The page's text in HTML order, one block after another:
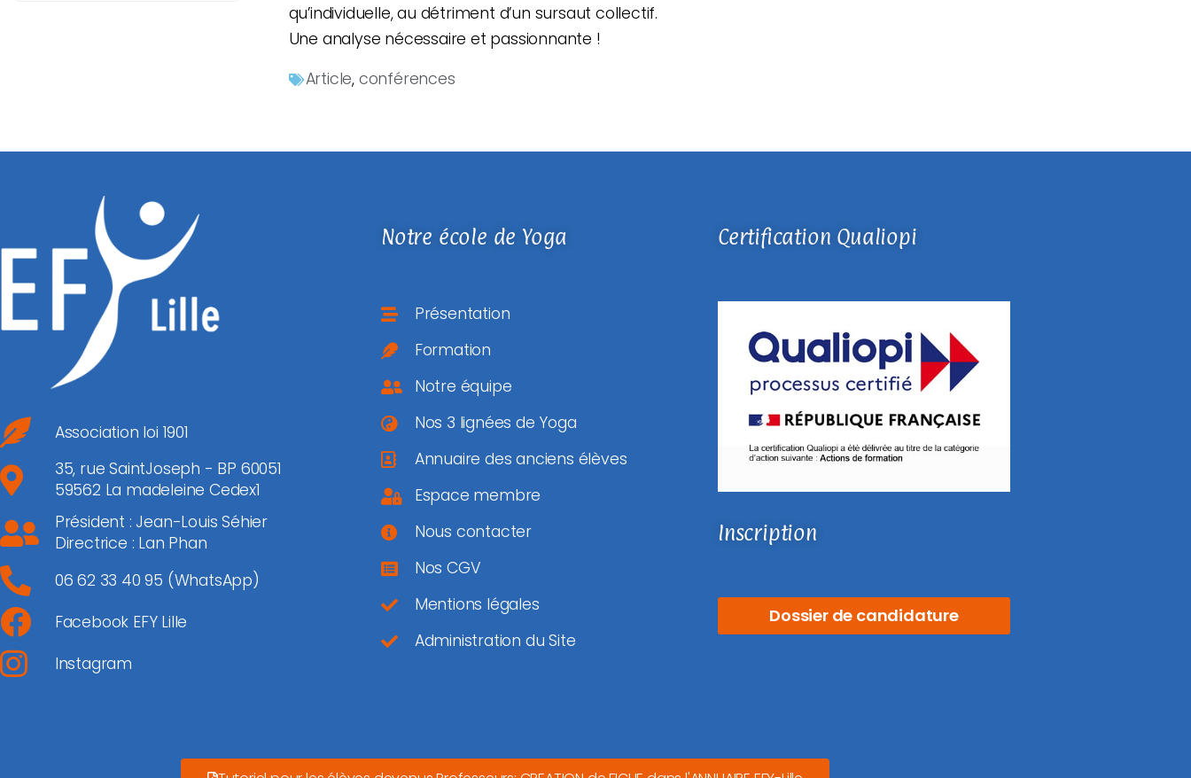
qu’individuelle, au détriment d’un sursaut collectif.
Une analyse nécessaire et passionnante !
Article, conférences
Association loi 1901
35, rue SaintJoseph - BP 60051
59562 La madeleine Cedex1
Président : Jean-Louis Séhier
Directrice : Lan Phan
06 62 33 40 95 (WhatsApp)
Facebook EFY Lille
Instagram
Notre école de Yoga
Présentation
Formation
Notre équipe
Nos 3 lignées de Yoga
Annuaire des anciens élèves
Espace membre
Nous contacter
Nos CGV
Mentions légales
Administration du Site
Certification Qualiopi
Inscription
Dossier de candidature